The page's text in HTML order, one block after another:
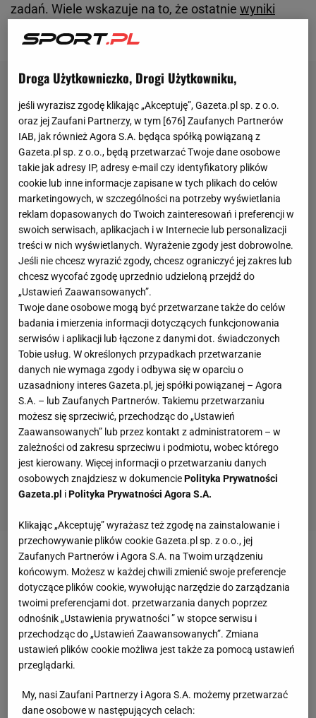
zadań. Wiele wskazuje na to, że ostatnie wyniki
Zobacz wideo
Carlo Ancelotti odchodzi z Realu Madryt. Padła
konkretna data
Już przed rewanżem z Arsenalem hiszpańskie
są policzone. Jedynymi szansami na uratowanie
Droga Użytkowniczko, Drogi Użytkowniku,
jeśli wyrazisz zgodę klikając „Akceptuję”, Gazeta.pl sp. z o.o.
oraz jej Zaufani Partnerzy, w tym [676] Zaufanych Partnerów
IAB, jak również Agora S.A. będąca spółką powiązaną z
Gazeta.pl sp. z o.o., będą przetwarzać Twoje dane osobowe
takie jak adresy IP, adresy e-mail czy identyfikatory plików
cookie lub inne informacje zapisane w tych plikach do celów
marketingowych, w szczególności na potrzeby wyświetlania
reklam dopasowanych do Twoich zainteresowań i preferencji w
swoich serwisach, aplikacjach i w Internecie lub personalizacji
treści w nich wyświetlanych. Wyrażenie zgody jest dobrowolne.
Jeśli nie chcesz wyrazić zgody, chcesz ograniczyć jej zakres lub
chcesz wycofać zgodę uprzednio udzieloną przejdź do
„Ustawień Zaawansowanych”.
Twoje dane osobowe mogą być przetwarzane także do celów
badania i mierzenia informacji dotyczących funkcjonowania
serwisów i aplikacji lub łączone z danymi dot. świadczonych
Tobie usług. W określonych przypadkach przetwarzanie
danych nie wymaga zgody i odbywa się w oparciu o
uzasadniony interes Gazeta.pl, jej spółki powiązanej – Agora
S.A. – lub Zaufanych Partnerów. Takiemu przetwarzaniu
możesz się sprzeciwić, przechodząc do „Ustawień
Zaawansowanych” lub przez kontakt z administratorem – w
zależności od zakresu sprzeciwu i podmiotu, wobec którego
jest kierowany. Więcej informacji o przetwarzaniu danych
osobowych znajdziesz w dokumenciePolityka Prywatności
Gazeta.pl iPolityka Prywatności Agora S.A.
Klikając „Akceptuję” wyrażasz też zgodę na zainstalowanie i
przechowywanie plików cookie Gazeta.pl sp. z o.o., jej
Zaufanych Partnerów i Agora S.A. na Twoim urządzeniu
końcowym. Możesz w każdej chwili zmienić swoje preferencje
dotyczące plików cookie, wywołując narzędzie do zarządzania
twoimi preferencjami dot. przetwarzania danych poprzez
odnośnik „Ustawienia prywatności ” w stopce serwisu i
przechodząc do „Ustawień Zaawansowanych”. Zmiana
ustawień plików cookie możliwa jest także za pomocą ustawień
przeglądarki.
My, nasi Zaufani Partnerzy i Agora S.A. możemy przetwarzać
dane osobowe w następujących celach: